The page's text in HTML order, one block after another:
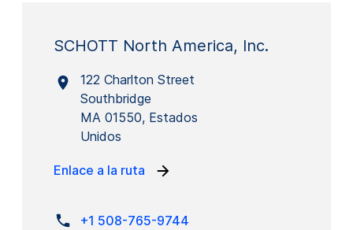
SCHOTT North America, Inc.
122 Charlton Street
Southbridge
MA 01550, Estados
Unidos
Enlace a la ruta
+1 508-765-9744